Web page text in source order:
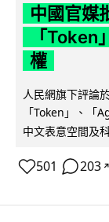
中國官媒
「
權
人民網旗下評論
「Token」、「
中文表意空間及
501 203 ↗